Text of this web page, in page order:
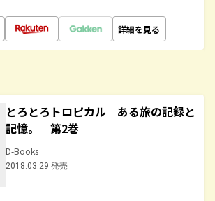
詳細を見る
とろとろトロピカル ある旅の記録と
記憶。 第2巻
D-Books
2018.03.29 発売